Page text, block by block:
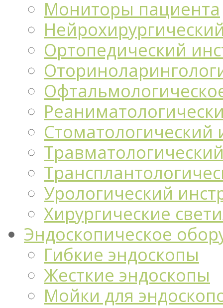
Мониторы пациента
Ортопедический
Стоматологический
Урологический
Хирургические
Эндоскопическое
Гибкие эндоскопы
Жесткие эндоскопы
Мойки для